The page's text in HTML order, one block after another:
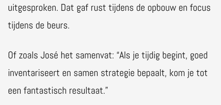
uitgesproken. Dat gaf rust tijdens de opbouw en focus
tijdens de beurs.
Of zoals José het samenvat: “Als je tijdig begint, goed
inventariseert en samen strategie bepaalt, kom je tot
een fantastisch resultaat.”